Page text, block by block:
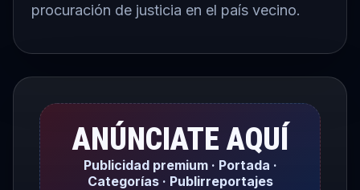
procuración de justicia en el país vecino.
ANÚNCIATE AQUÍ
Publicidad premium · Portada ·
Categorías · Publirreportajes